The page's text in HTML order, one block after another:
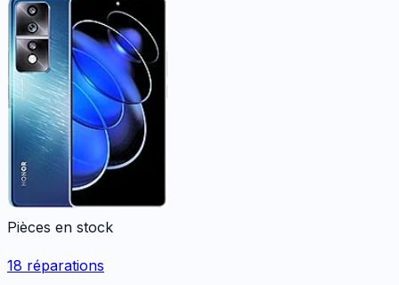
Pièces en stock
18 réparations